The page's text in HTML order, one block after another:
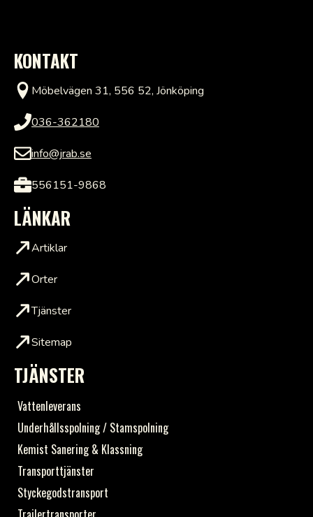
KONTAKT
Möbelvägen 31, 556 52, Jönköping
036-362180
info@jrab.se
556151-9868
LÄNKAR
Artiklar
Orter
Tjänster
Sitemap
TJÄNSTER
Vattenleverans
Underhållsspolning / Stamspolning
Kemist Sanering & Klassning
Transporttjänster
Styckegodstransport